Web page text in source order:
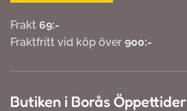
Frakt 69:-
Fraktfritt vid köp över 900:-
Butiken i Borås Öppettider